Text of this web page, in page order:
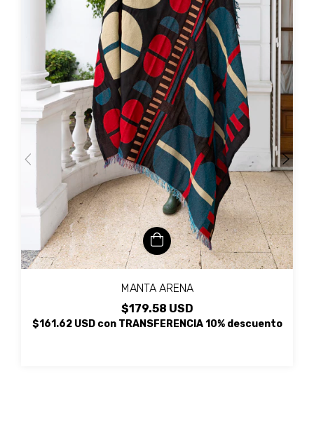
MANTA ARENA
$179.58 USD
$161.62 USD con TRANSFERENCIA 10% descuento